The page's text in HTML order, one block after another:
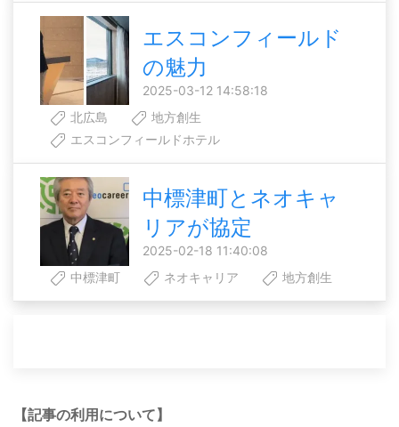
エスコンフィールド
の魅力
2025-03-12 14:58:18
北広島
地方創生
エスコンフィールドホテル
中標津町とネオキャ
リアが協定
2025-02-18 11:40:08
中標津町
ネオキャリア 地方創生
【記事の利用について】